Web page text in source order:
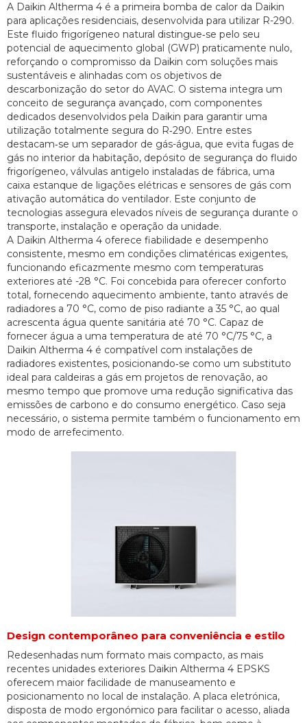
A Daikin Altherma 4 é a primeira bomba de calor da Daikin
para aplicações residenciais, desenvolvida para utilizar R-290.
Este fluido frigorígeneo natural distingue‑se pelo seu
potencial de aquecimento global (GWP) praticamente nulo,
reforçando o compromisso da Daikin com soluções mais
sustentáveis e alinhadas com os objetivos de
descarbonização do setor do AVAC. O sistema integra um
conceito de segurança avançado, com componentes
dedicados desenvolvidos pela Daikin para garantir uma
utilização totalmente segura do R‑290. Entre estes
destacam‑se um separador de gás-água, que evita fugas de
gás no interior da habitação, depósito de segurança do fluido
frigorígeneo, válvulas antigelo instaladas de fábrica, uma
caixa estanque de ligações elétricas e sensores de gás com
ativação automática do ventilador. Este conjunto de
tecnologias assegura elevados níveis de segurança durante o
transporte, instalação e operação da unidade.
A Daikin Altherma 4 oferece fiabilidade e desempenho
consistente, mesmo em condições climatéricas exigentes,
funcionando eficazmente mesmo com temperaturas
exteriores até -28 °C. Foi concebida para oferecer conforto
total, fornecendo aquecimento ambiente, tanto através de
radiadores a 70 °C, como de piso radiante a 35 °C, ao qual
acrescenta água quente sanitária até 70 °C. Capaz de
fornecer água a uma temperatura de até 70 °C/75 °C, a
Daikin Altherma 4 é compatível com instalações de
radiadores existentes, posicionando‑se como um substituto
ideal para caldeiras a gás em projetos de renovação, ao
mesmo tempo que promove uma redução significativa das
emissões de carbono e do consumo energético. Caso seja
necessário, o sistema permite também o funcionamento em
modo de arrefecimento.
Design contemporâneo para conveniência e estilo
Redesenhadas num formato mais compacto, as mais
recentes unidades exteriores Daikin Altherma 4 EPSKS
oferecem maior facilidade de manuseamento e
posicionamento no local de instalação. A placa eletrónica,
disposta de modo ergonómico para facilitar o acesso, aliada